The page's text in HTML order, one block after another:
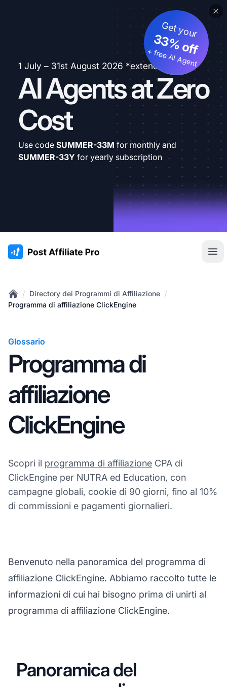
1 July – 31st August 2026 *extended
AI Agents at Zero
Cost
Get your
33% off
+ free AI Agent
Use code SUMMER-33M for monthly and
SUMMER-33Y for yearly subscription
:site.title
Home
/ Directory dei Programmi di Affiliazione /
Programma di affiliazione ClickEngine
Glossario
Programma di
affiliazione
ClickEngine
Scopri il programma di affiliazione CPA di
ClickEngine per NUTRA ed Education, con
campagne globali, cookie di 90 giorni, fino al 10%
di commissioni e pagamenti giornalieri.
Benvenuto nella panoramica del programma di
affiliazione ClickEngine. Abbiamo raccolto tutte le
informazioni di cui hai bisogno prima di unirti al
programma di affiliazione ClickEngine.
Panoramica del